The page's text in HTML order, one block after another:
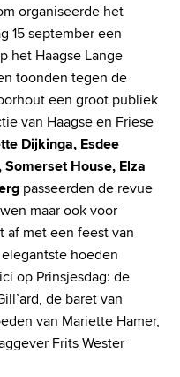
organiseerde het
15 september een
het Haagse Lange
toonden tegen de
een groot publiek
van Haagse en Friese
Dijkinga, Esdee
House, Elza
passeerden de revue
maar ook voor
af met een feest van
hoeden
op Prinsjesdag: de
de baret van
van Mariette Hamer,
Frits Wester